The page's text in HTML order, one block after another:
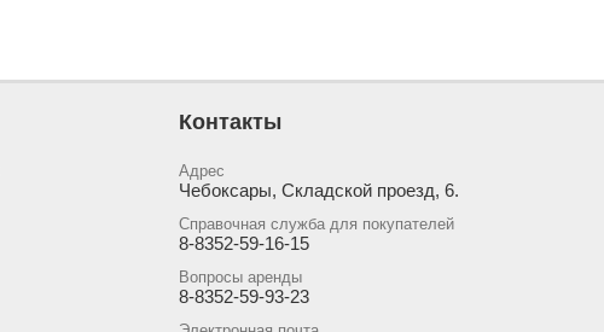
Контакты
Адрес
Чебоксары, Складской проезд, 6.
Справочная служба для покупателей
8-8352-59-16-15
Вопросы аренды
8-8352-59-93-23